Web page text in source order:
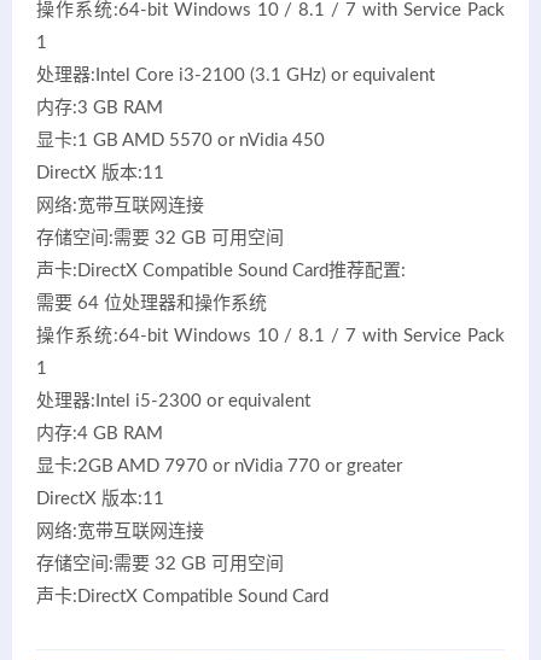
操作系统:64-bit Windows 10 / 8.1 / 7 with Service Pack
1
处理器:Intel Core i3-2100 (3.1 GHz) or equivalent
内存:3 GB RAM
显卡:1 GB AMD 5570 or nVidia 450
DirectX 版本:11
网络:宽带互联网连接
存储空间:需要 32 GB 可用空间
声卡:DirectX Compatible Sound Card推荐配置:
需要 64 位处理器和操作系统
操作系统:64-bit Windows 10 / 8.1 / 7 with Service Pack
1
处理器:Intel i5-2300 or equivalent
内存:4 GB RAM
显卡:2GB AMD 7970 or nVidia 770 or greater
DirectX 版本:11
网络:宽带互联网连接
存储空间:需要 32 GB 可用空间
声卡:DirectX Compatible Sound Card